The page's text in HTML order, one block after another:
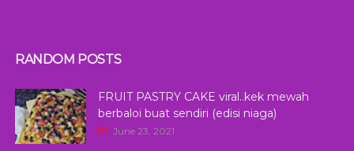
RANDOM POSTS
FRUIT PASTRY CAKE viral..kek mewah
berbaloi buat sendiri (edisi niaga)
June 23, 2021